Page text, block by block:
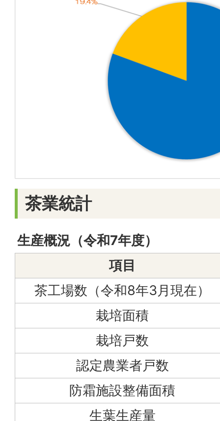
茶業統計
生産概況（令和7年度）
項目
茶工場数（令和8年3月現在）
栽培面積
栽培戸数
認定農業者戸数
防霜施設整備面積
生葉生産量